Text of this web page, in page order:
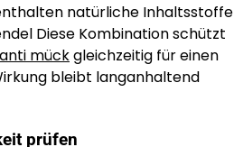
natürliche Inhaltsstoffe
Diese Kombination schützt
anti mückgleichzeitig für einen
bleibt langanhaltend
prüfen